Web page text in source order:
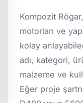
Kompozit
motorları ve
kolay
adı, kategori,
malzeme ve
Eğer proje